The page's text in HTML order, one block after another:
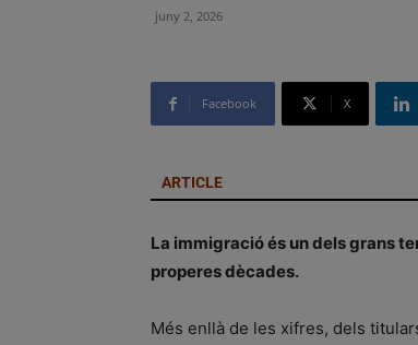
juny 2, 2026
Facebook X
ARTICLE
La immigració és un dels grans
properes dècades.
Més enllà de les xifres, dels